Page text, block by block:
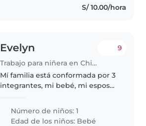
S/ 10.00/hora
Evelyn
Trabajo para niñera en Chiclayo
9
Mí familia está conformada por 3
integrantes, mi bebé, mi esposo
Número de niños: 1
Edad de los niños: Bebé